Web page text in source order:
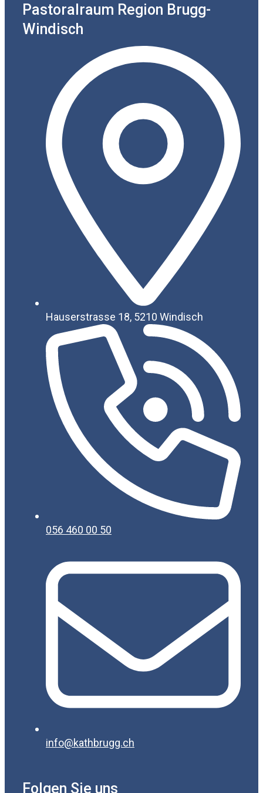
Pastoralraum Region Brugg-
Windisch
Hauserstrasse 18, 5210 Windisch
056 460 00 50
info@kathbrugg.ch
Folgen Sie uns